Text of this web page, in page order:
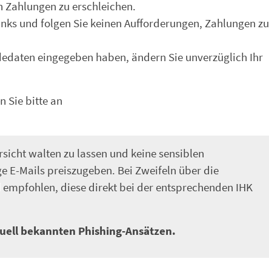
zu erschleichen.
und folgen Sie keinen Aufforderungen, Zahlungen zu
eingegeben haben, ändern Sie unverzüglich Ihr
Sie bitte an
walten zu lassen und keine sensiblen
E-Mails preiszugeben. Bei Zweifeln über die
diese direkt bei der entsprechenden IHK
bekannten Phishing-Ansätzen.